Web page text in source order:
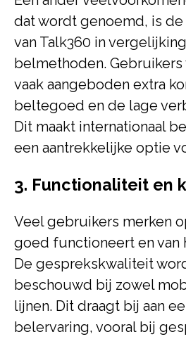
dat wordt genoemd, is
van Talk360 in
belmethoden. Gebruikers
vaak aangeboden extra
beltegoed en de lage
Dit maakt internationaal
een aantrekkelijke optie
3. Functionaliteit en
Veel gebruikers merken
goed functioneert en van
De gesprekskwaliteit
beschouwd bij zowel
lijnen. Dit draagt bij aan
belervaring, vooral bij